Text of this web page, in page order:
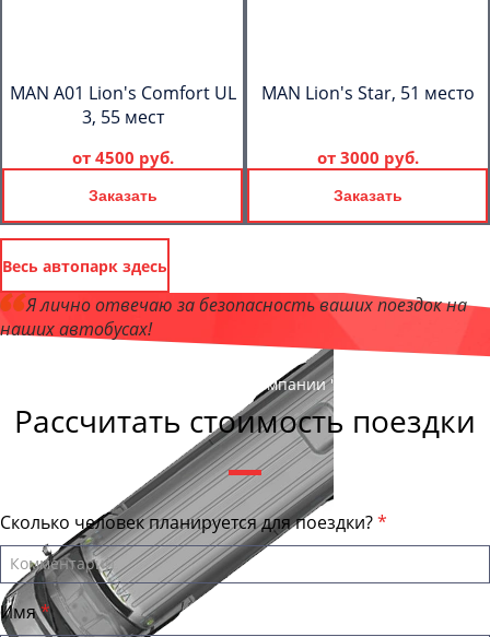
MAN A01 Lion's Comfort UL
3, 55 мест
от 4500 руб.
Заказать
MAN Lion's Star, 51 место
от 3000 руб.
Заказать
Весь автопарк здесь
Я лично отвечаю за безопасность ваших поездок на
наших автобусах!
, директор компании "ТулаТранс"
Рассчитать стоимость поездки
Сколько человек планируется для поездки?
Имя